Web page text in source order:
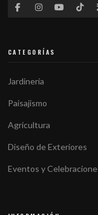
CATEGORÍAS
Jardinería
Paisajismo
Agricultura
Diseño de Exteriores
Eventos y